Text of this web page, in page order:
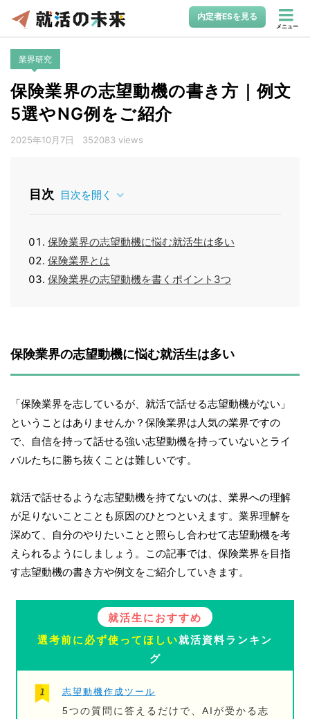
内定者ESを見る
メニュー
業界研究
保険業界の志望動機の書き方｜例文
5選やNG例をご紹介
2025年10月7日 352083 views
目次 目次を開く
保険業界の志望動機に悩む就活生は多い
保険業界とは
保険業界の志望動機を書くポイント3つ
保険業界の志望動機に悩む就活生は多い
「保険業界を志しているが、就活で話せる志望動機がない」
ということはありませんか？保険業界は人気の業界ですの
で、自信を持って話せる強い志望動機を持っていないとライ
バルたちに勝ち抜くことは難しいです。
就活で話せるような志望動機を持てないのは、業界への理解
が足りないことことも原因のひとつといえます。業界理解を
深めて、自分のやりたいことと照らし合わせて志望動機を考
えられるようにしましょう。この記事では、保険業界を目指
す志望動機の書き方や例文をご紹介していきます。
就活生におすすめ
選考前に必ず使ってほしい就活資料ランキン
グ
志望動機作成ツール
5つの質問に答えるだけで、AIが受かる志